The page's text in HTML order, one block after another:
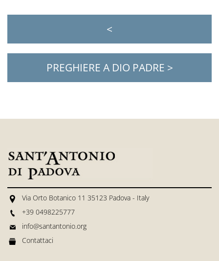
<
PREGHIERE A DIO PADRE >
Via Orto Botanico 11 35123 Padova - Italy
+39 0498225777
info@santantonio.org
Contattaci